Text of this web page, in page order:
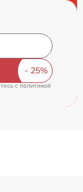
cполитикой